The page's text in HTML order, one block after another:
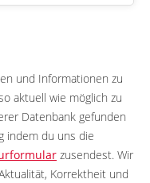
und Informationen zu
aktuell wie möglich zu
Datenbank gefunden
indem du uns die
zusendest. Wir
Korrektheit und